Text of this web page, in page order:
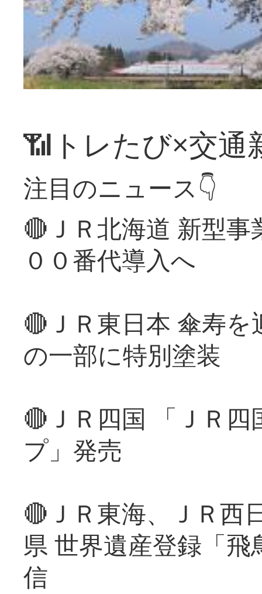
📶トレたび×交通
注目のニュース👇
🔴ＪＲ北海道 新型
００番代導入へ
🔴ＪＲ東日本 傘寿
の一部に特別塗装
🔴ＪＲ四国 「ＪＲ
プ」発売
🔴ＪＲ東海、ＪＲ西
県 世界遺産登録「
信